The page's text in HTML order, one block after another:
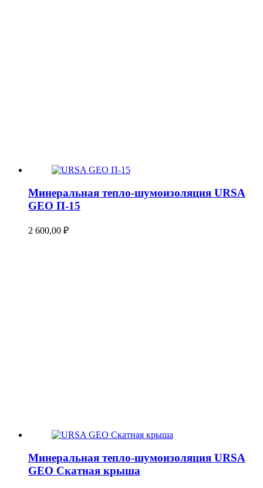
Минеральная тепло-шумоизоляция URSA
GEO П-15
2 600,00 ₽
Минеральная тепло-шумоизоляция URSA
GEO Скатная крыша